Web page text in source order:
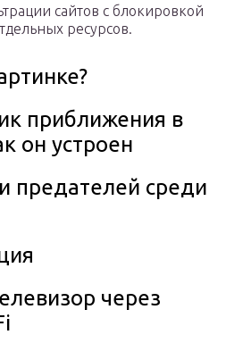
сайтов с блокировкой
ресурсов.
приближения в
он устроен
предателей среди
через